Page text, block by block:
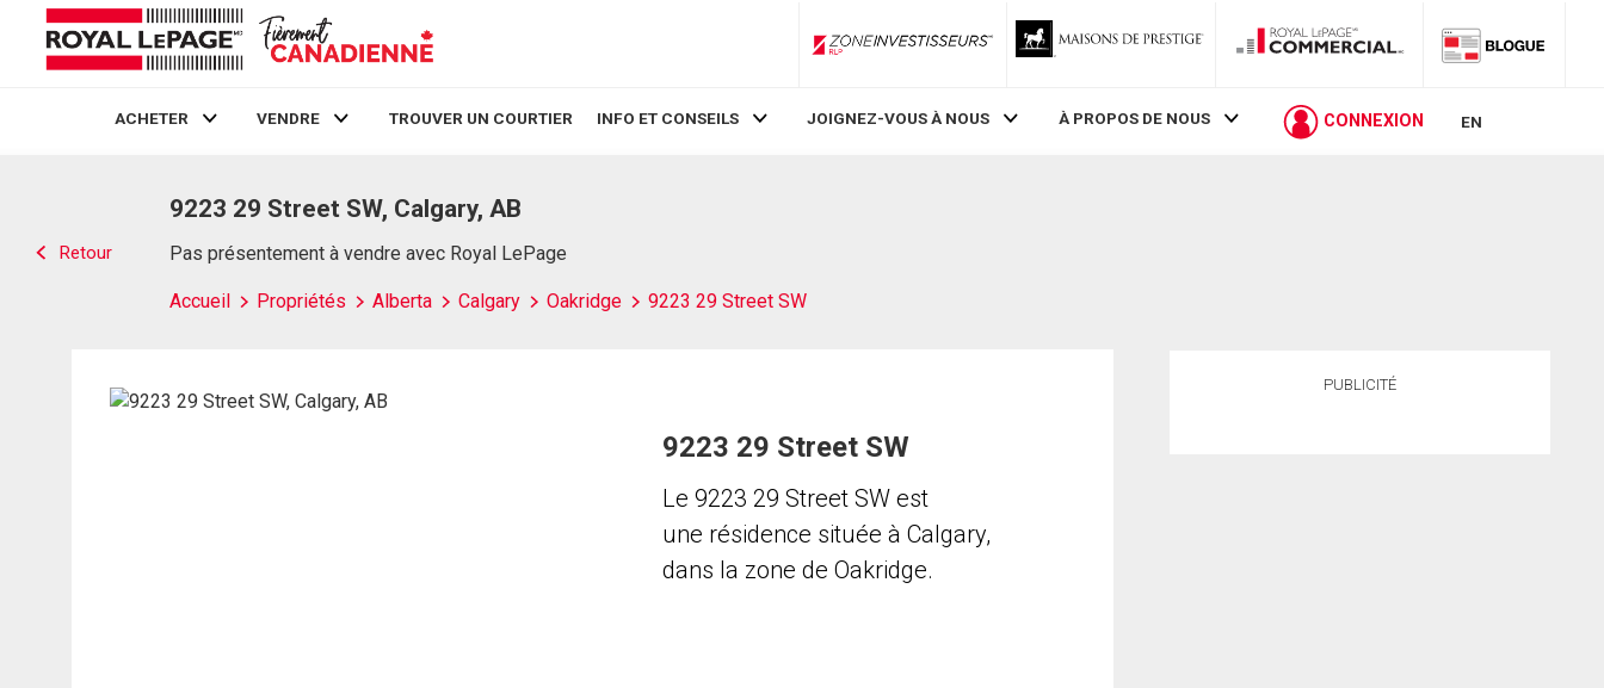
ZoneInvestisseurs RLP
ACHETER VENDRE TROUVER UN COURTIER INFO ET CONSEILS JOIGNEZ-VOUS À NOUS À PROPOS DE NOUS CONNEXION EN
Retour
9223 29 Street SW, Calgary, AB
Pas présentement à vendre avec Royal LePage
Accueil Propriétés Alberta Calgary Oakridge 9223 29 Street SW
9223 29 Street SW
Le 9223 29 Street SW est
une résidence située à Calgary,
dans la zone de Oakridge.
PUBLICITÉ